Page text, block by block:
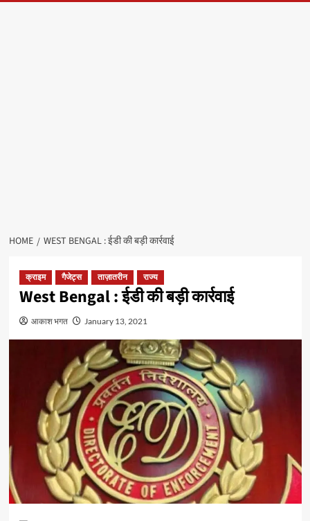
HOME WEST BENGAL : ईडी की बड़ी कार्रवाई
क्राइम गैजेट्स ताज़ातरीन राज्य
West Bengal : ईडी की बड़ी कार्रवाई
आकाश भगत January 13, 2021